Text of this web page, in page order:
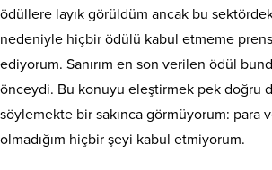
ödüllere layık görüldüm ancak bu sektördeki
nedeniyle hiçbir ödülü kabul etmeme
ediyorum. Sanırım en son verilen ödül
önceydi. Bu konuyu eleştirmek pek doğru
söylemekte bir sakınca görmüyorum: para
olmadığım hiçbir şeyi kabul etmiyorum.